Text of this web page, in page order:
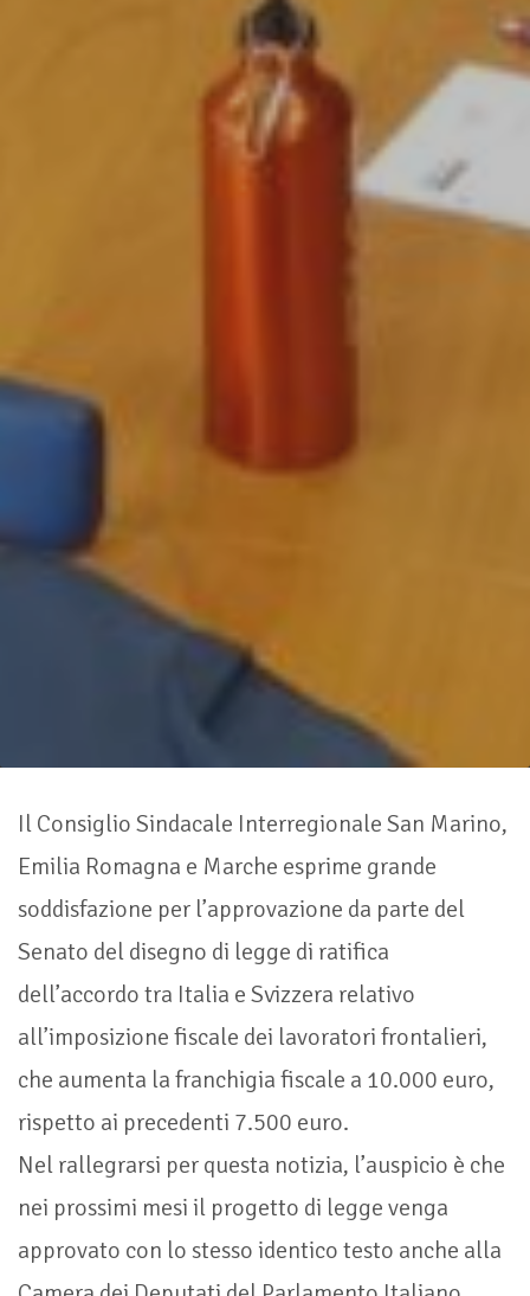
Il Consiglio Sindacale Interregionale San Marino,
Emilia Romagna e Marche esprime grande
soddisfazione per l’approvazione da parte del
Senato del disegno di legge di ratifica
dell’accordo tra Italia e Svizzera relativo
all’imposizione fiscale dei lavoratori frontalieri,
che aumenta la franchigia fiscale a 10.000 euro,
rispetto ai precedenti 7.500 euro.
Nel rallegrarsi per questa notizia, l’auspicio è che
nei prossimi mesi il progetto di legge venga
approvato con lo stesso identico testo anche alla